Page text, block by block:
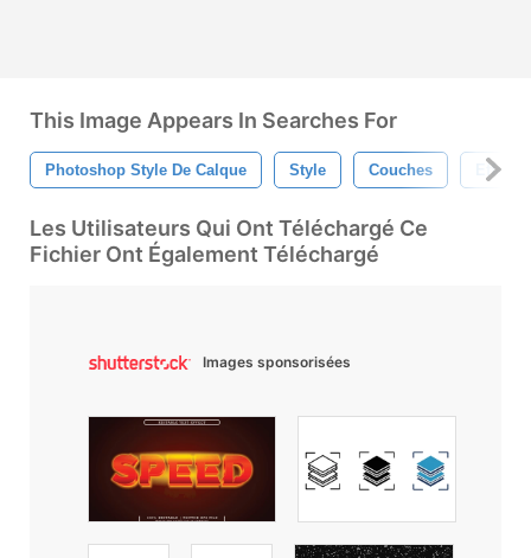
This Image Appears In Searches For
Photoshop Style De Calque Style Couches Effet
Les Utilisateurs Qui Ont Téléchargé Ce
Fichier Ont Également Téléchargé
Images sponsorisées